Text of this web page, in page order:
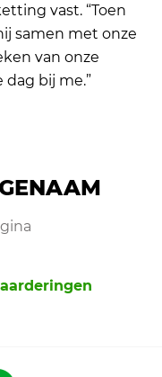
vast. “Toen
samen met onze
van onze
dag bij me.”